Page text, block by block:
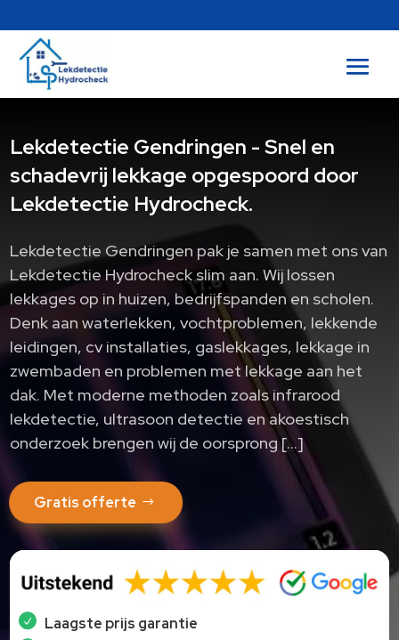
Lekdetectie Gendringen - Snel en
schadevrij lekkage opgespoord door
Lekdetectie Hydrocheck.
Lekdetectie Gendringen pak je samen met ons van
Lekdetectie Hydrocheck slim aan.​ Wij lossen
lekkages op in huizen, bedrijfspanden en scholen.​
Denk aan waterlekken, vochtproblemen, lekkende
leidingen, cv installaties, gaslekkages, lekkage in
zwembaden en problemen met lekkage aan het
dak.​ Met moderne methoden zoals infrarood
lekdetectie, ultrasoon detectie en akoestisch
onderzoek brengen wij de oorsprong […]
Gratis offerte
Laagste prijs garantie